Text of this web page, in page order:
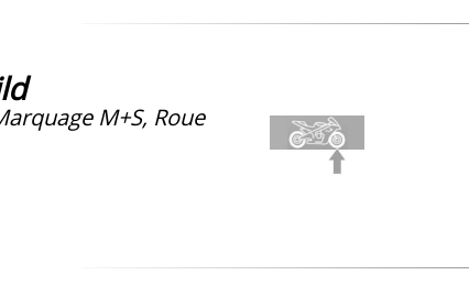
M+S, Roue